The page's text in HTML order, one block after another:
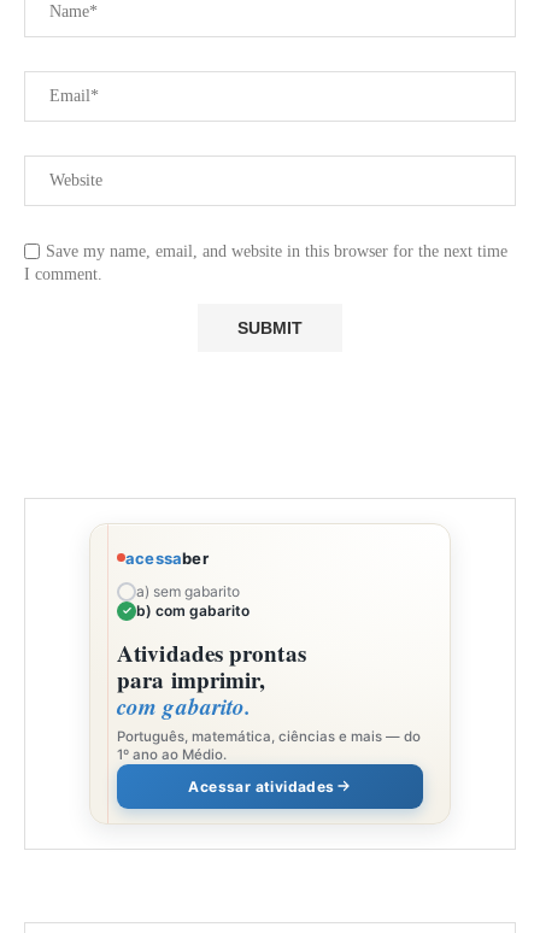
Save my name, email, and website in this browser for the next time
I comment.
acessaber
a) sem gabarito
b) com gabarito
Atividades prontas
para imprimir,
com gabarito.
Português, matemática, ciências e mais — do
1º ano ao Médio.
Acessar atividades